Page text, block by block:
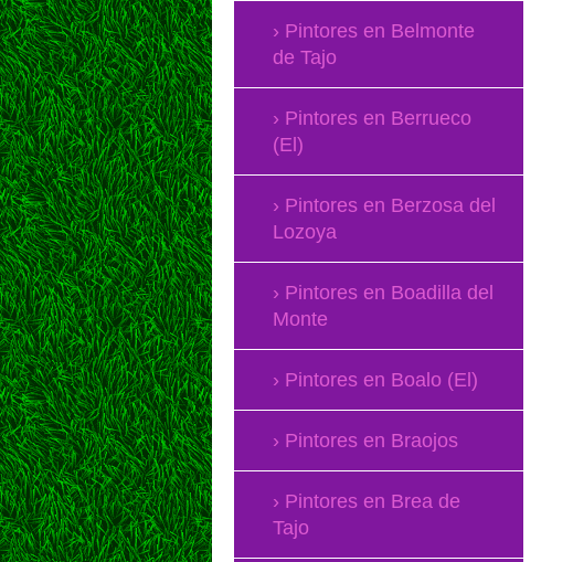
Pintores en Belmonte
de Tajo
Pintores en Berrueco
(El)
Pintores en Berzosa del
Lozoya
Pintores en Boadilla del
Monte
Pintores en Boalo (El)
Pintores en Braojos
Pintores en Brea de
Tajo